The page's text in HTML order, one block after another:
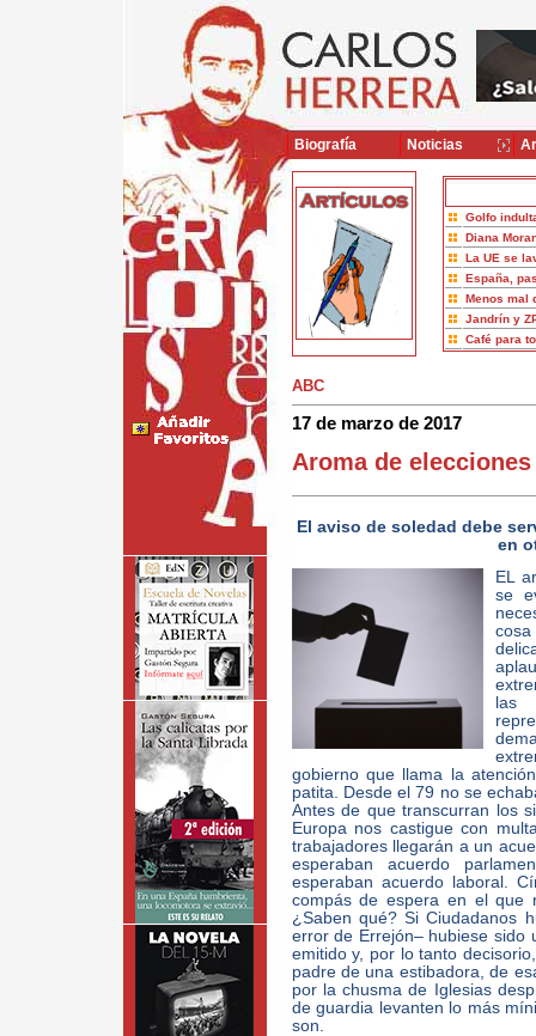
Golfo
Diana
La UE se
España,
Menos mal
Jandrín y
Café para
ABC
17 de marzo de 2017
Aroma de elecciones
El aviso de soledad debe
en
EL
se
las
gobierno que llama la
patita. Desde el 79 no se
Antes de que transcurran los
Europa nos castigue con
trabajadores llegarán a un
esperaban acuerdo
esperaban acuerdo laboral.
compás de espera en el que
¿Saben qué? Si Ciudadanos
error de Errejón– hubiese sido
emitido y, por lo tanto
padre de una estibadora, de
por la chusma de Iglesias
de guardia levanten lo más
son.
Biografía Noticias